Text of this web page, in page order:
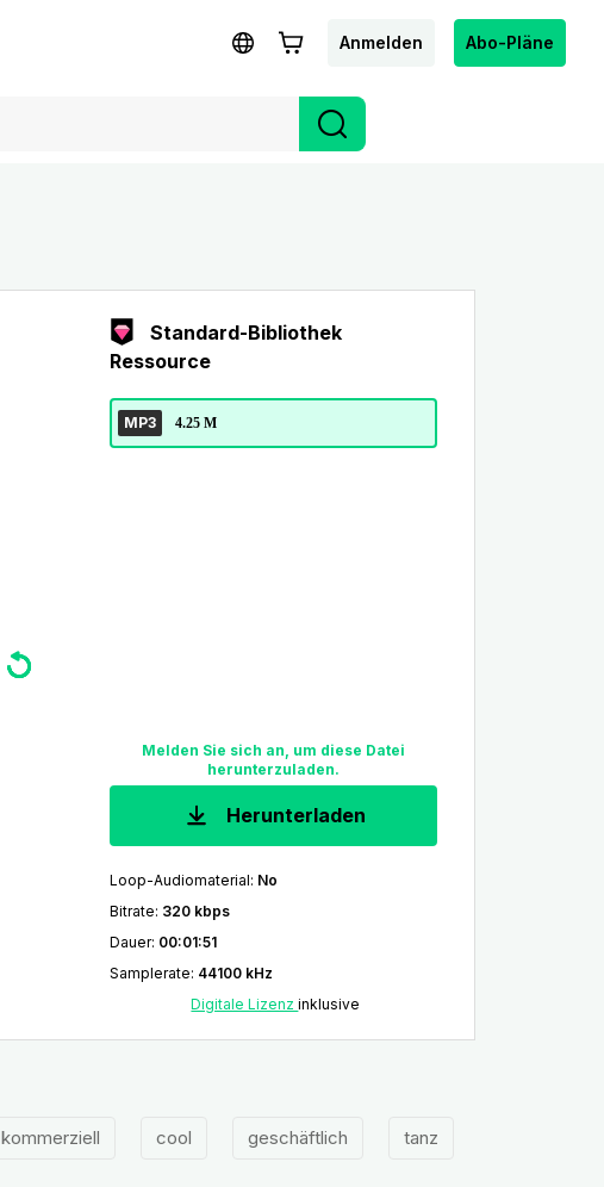
Anmelden Abo-Pläne
Standard-Bibliothek
Ressource
MP3 4.25 M
Melden Sie sich an, um diese Datei
herunterzuladen.
Herunterladen
Loop-Audiomaterial: No
Bitrate: 320 kbps
Dauer: 00:01:51
Samplerate: 44100 kHz
Digitale Lizenzinklusive
kommerziell cool geschäftlich tanz